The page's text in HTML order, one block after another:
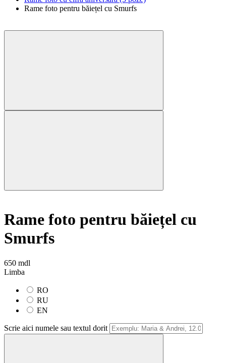
Rame foto pentru băiețel cu Smurfs
Rame foto pentru băiețel cu
Smurfs
650 mdl
Limba
RO
RU
EN
Scrie aici numele sau textul dorit